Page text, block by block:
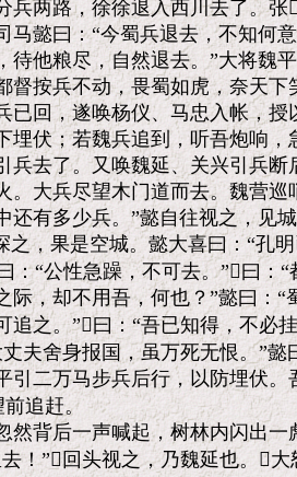
兵两路，徐徐退入西川去了。
马懿曰：“今蜀兵退去，不知何
待他粮尽，自然退去。”大将魏
督按兵不动，畏蜀如虎，奈天下
，遂唤杨仪、马忠入帐，授
埋伏；若魏兵追到，听吾炮响
兵去了。又唤魏延、关兴引兵
。大兵尽望木门道而去。魏营巡
还有多少兵。”懿自往视之，见
之，果是空城。懿大喜曰：“孔
：“公性急躁，不可去。”曰：
际，却不用吾，何也？”懿曰：“
追之。”曰：“吾已知得，不必
夫舍身报国，虽万死无恨。”懿
引二万马步兵后行，以防埋伏。
追赶。
后一声喊起，树林内闪出一
！”回头视之，乃魏延也。